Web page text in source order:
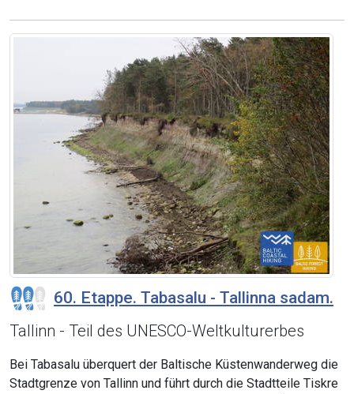
60. Etappe. Tabasalu - Tallinna sadam.
Tallinn - Teil des UNESCO-Weltkulturerbes
Bei Tabasalu überquert der Baltische Küstenwanderweg die
Stadtgrenze von Tallinn und führt durch die Stadtteile Tiskre